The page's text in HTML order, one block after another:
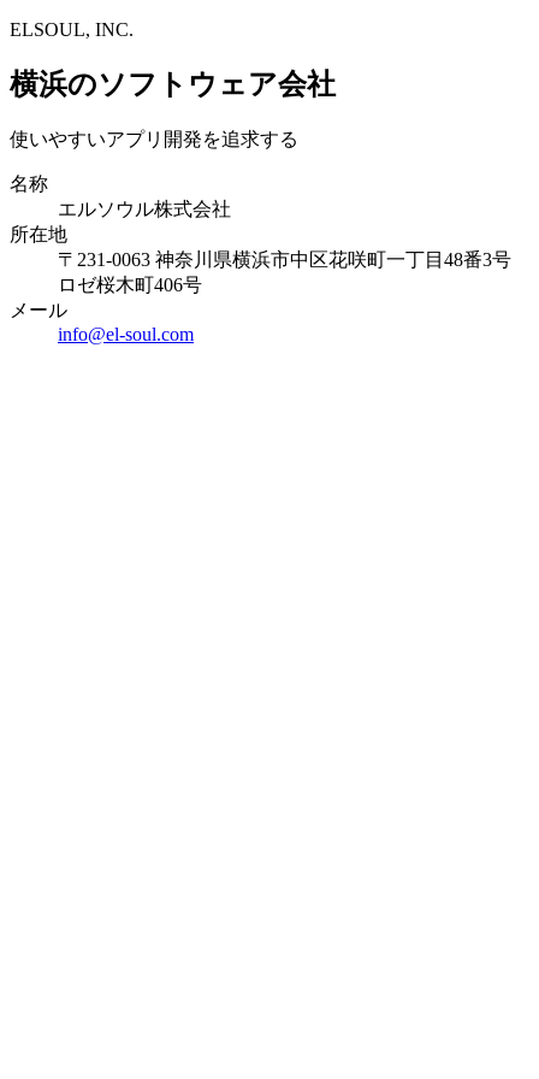
ELSOUL, INC.
横浜のソフトウェア会社
使いやすいアプリ開発を追求する
名称
エルソウル株式会社
所在地
〒231-0063 神奈川県横浜市中区花咲町一丁目48番3号
ロゼ桜木町406号
メール
info@el-soul.com